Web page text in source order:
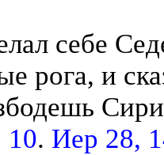
себе
рога, и
10. Иер 28,